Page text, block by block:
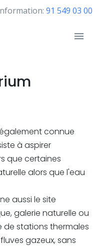
91 549 03 00
connue
à aspirer
que certaines
alors que l'eau
aussi le site
galerie naturelle ou
stations thermales
gazeux, sans